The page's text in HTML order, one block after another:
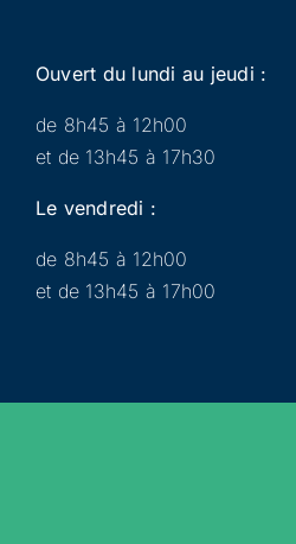
Ouvert du lundi au jeudi :
de 8h45 à 12h00
et de 13h45 à 17h30
Le vendredi :
de 8h45 à 12h00
et de 13h45 à 17h00